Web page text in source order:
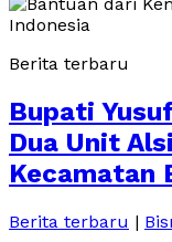
Berita terbaru
Bupati
Dua Unit
Kecamatan
Berita terbaru |